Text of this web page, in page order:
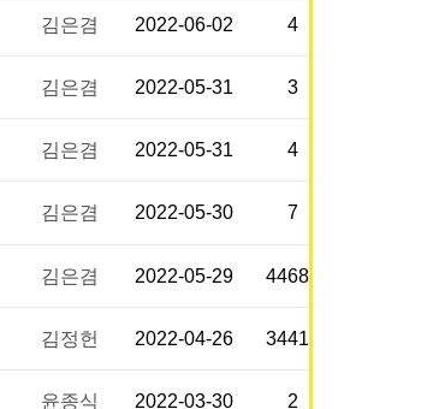
김은겸 2022-06-02 4
김은겸 2022-05-31 3
김은겸 2022-05-31 4
김은겸 2022-05-30 7
김은겸 2022-05-29 44688
김정헌 2022-04-26 34417
윤종식 2022-03-30 2